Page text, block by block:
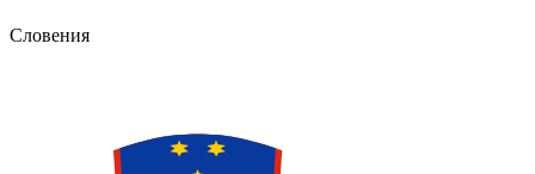
Словения